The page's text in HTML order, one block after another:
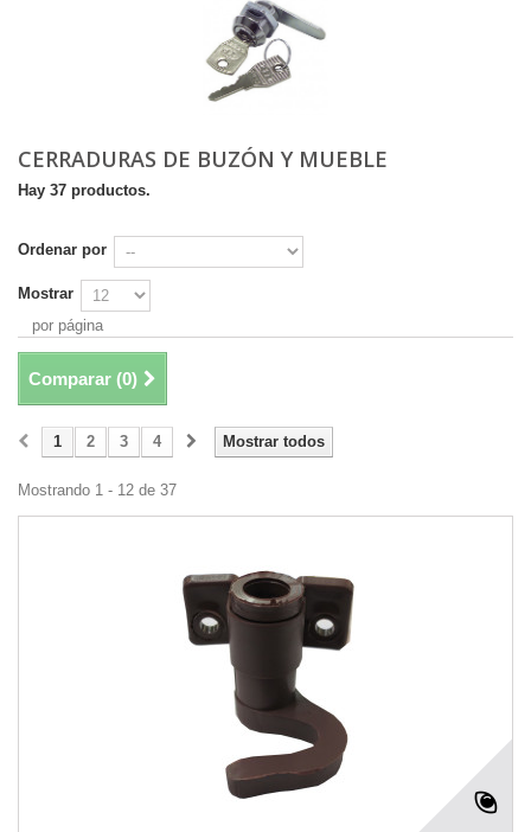
CERRADURAS DE BUZÓN Y MUEBLE
Hay 37 productos.
Ordenar por
Mostrar
por página
Comparar (0)
Mostrar todos
1 2 3 4
Mostrando 1 - 12 de 37